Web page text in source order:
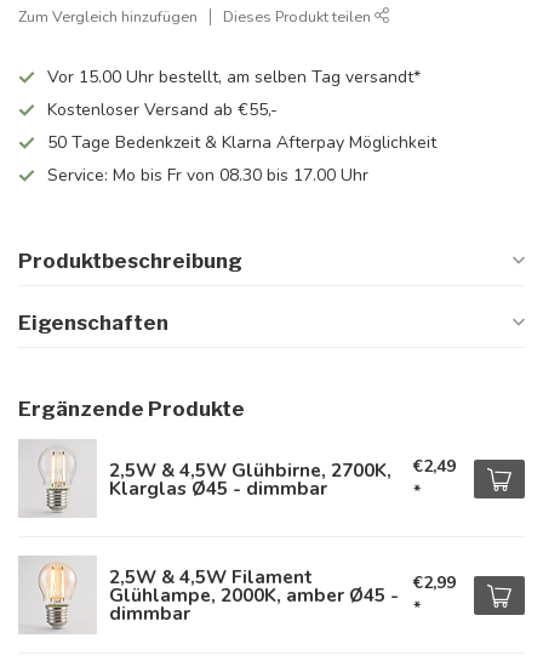
Zum Vergleich hinzufügen Dieses Produkt teilen
Vor 15.00 Uhr bestellt, am selben Tag versandt*
Kostenloser Versand ab €55,-
50 Tage Bedenkzeit & Klarna Afterpay Möglichkeit
Service: Mo bis Fr von 08.30 bis 17.00 Uhr
Produktbeschreibung
Eigenschaften
Ergänzende Produkte
2,5W & 4,5W Glühbirne, 2700K,
Klarglas Ø45 - dimmbar
€2,49
*
2,5W & 4,5W Filament
Glühlampe, 2000K, amber Ø45 -
dimmbar
€2,99
*